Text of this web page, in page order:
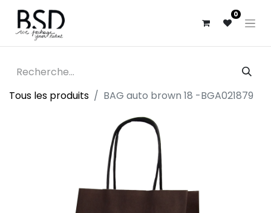
0
Tous les produits BAG auto brown 18 -BGA021879